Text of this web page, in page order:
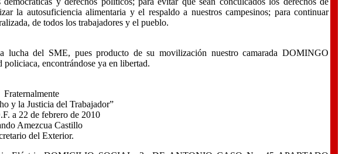
la autosuficiencia alimentaria y el respaldo a nuestros campesinos; para continuar
de todos los trabajadores y el pueblo.
lucha del SME, pues producto de su movilización nuestro camarada DOMINGO
encontrándose ya en libertad.
Fraternalmente
y la Justicia del Trabajador”
a 22 de febrero de 2010
Amezcua Castillo
del Exterior.